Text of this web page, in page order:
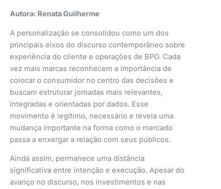
Autora: Renata Guilherme
A personalização se consolidou como um dos
principais eixos do discurso contemporâneo sobre
experiência do cliente e operações de BPO. Cada
vez mais marcas reconhecem a importância de
colocar o consumidor no centro das decisões e
buscam estruturar jornadas mais relevantes,
integradas e orientadas por dados. Esse
movimento é legítimo, necessário e revela uma
mudança importante na forma como o mercado
passa a enxergar a relação com seus públicos.
Ainda assim, permanece uma distância
significativa entre intenção e execução. Apesar do
avanço no discurso, nos investimentos e nas